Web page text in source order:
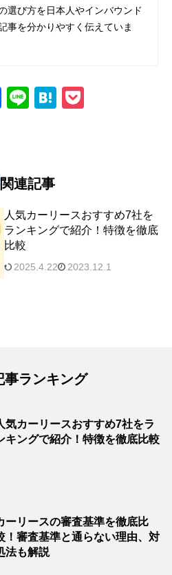
選び方を日本人やインバウンド
事を分かりやすく伝えていま
Fac
Line
Hat
関連記事
人気カーリースおすすめ7社を
ランキングで紹介！特徴を徹底
比較
2025.4.22 2023.12.1
事ランキング
気カーリースおすすめ7社をラ
キングで紹介！特徴を徹底比較
ーリースの審査基準を徹底比
！審査基準と通らない理由、対
法も解説